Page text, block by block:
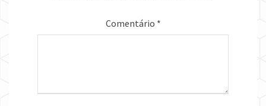
Comentário *